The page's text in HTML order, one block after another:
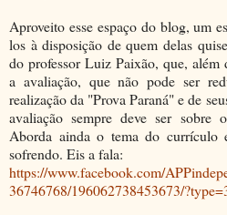
Aproveito esse espaço do blog, um
los à disposição de quem delas
do professor Luiz Paixão, que, além
a avaliação, que não pode ser
realização da "Prova Paraná" e de
avaliação sempre deve ser sobre
Aborda ainda o tema do currículo
sofrendo. Eis a fala:
https://www.facebook.com/
36746768/196062738453673/